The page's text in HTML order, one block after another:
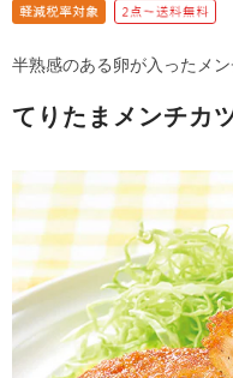
半熟感のある卵が入ったメン
てりたまメンチカ